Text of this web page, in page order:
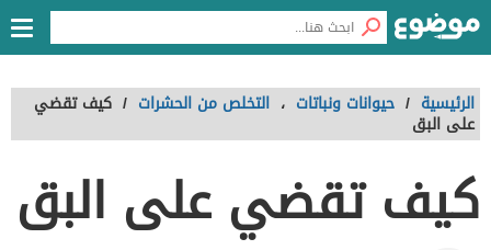
الرئيسية / حيوانات ونباتات ، التخلص من الحشرات / كيف تقضي
على البق
كيف تقضي على البق